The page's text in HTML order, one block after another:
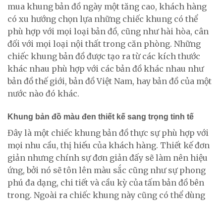
mua khung bản đồ ngày một tăng cao, khách hàng
có xu hướng chọn lựa những chiếc khung có thể
phù hợp với mọi loại bản đồ, cũng như hài hòa, cân
đối với mọi loại nội thất trong căn phòng. Những
chiếc khung bản đồ được tạo ra từ các kích thước
khác nhau phù hợp với các bản đồ khác nhau như
bản đồ thế giới, bản đồ Việt Nam, hay bản đồ của một
nước nào đó khác.
Khung bản đồ màu đen thiết kế sang trọng tinh tế
Đây là một chiếc khung bản đồ thực sự phù hợp với
mọi nhu cầu, thị hiếu của khách hàng. Thiết kế đơn
giản nhưng chính sự đơn giản đấy sẽ làm nên hiệu
ứng, bởi nó sẽ tôn lên màu sắc cũng như sự phong
phú đa dạng, chi tiết và cầu kỳ của tấm bản đồ bên
trong. Ngoài ra chiếc khung này cũng có thể dùng